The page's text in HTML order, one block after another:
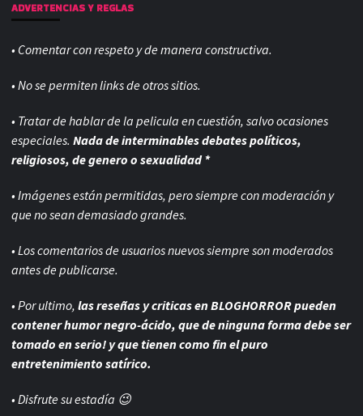
ADVERTENCIAS Y REGLAS
• Comentar con respeto y de manera constructiva.
• No se permiten links de otros sitios.
• Tratar de hablar de la pelicula en cuestión, salvo ocasiones
especiales. Nada de interminables debates políticos,
religiosos, de genero o sexualidad *
• Imágenes están permitidas, pero siempre conmoderación y
que no sean demasiado grandes.
• Los comentarios de usuarios nuevos siempre son moderados
antes de publicarse.
• Por ultimo, las reseñas y criticas en BLOGHORROR pueden
contener humor negro-ácido, que de ninguna forma debe ser
tomado en serio! y que tienen como fin el puro
entretenimiento satírico.
• Disfrute su estadía 😉